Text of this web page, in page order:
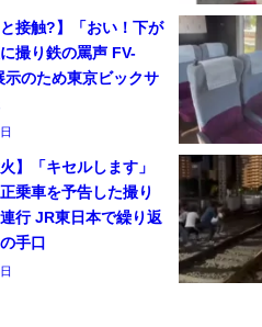
と接触?】「おい！下が
撮り鉄の罵声 FV-
示のため東京ビックサ
】「キセルします」
乗車を予告した撮り
行 JR東日本で繰り返
手口